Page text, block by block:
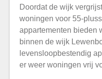
Doordat de wijk
woningen voor 55-
appartementen bieden
binnen de wijk
levensloopbestendig
er weer woningen vrij